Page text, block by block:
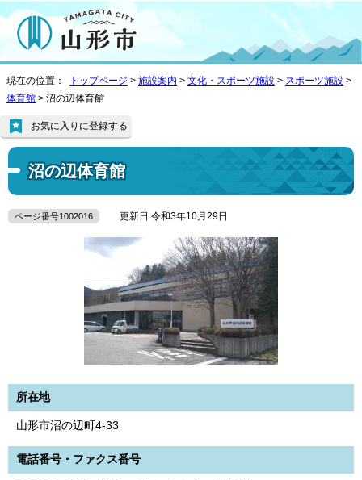
現在の位置： トップページ > 施設案内 > 文化・スポーツ施設 > スポーツ施設 >
体育館 > 沼の辺体育館
沼の辺体育館
お気に入りに登録する
ページ番号1002016 更新日 令和3年10月29日
所在地
山形市沼の辺町4-33
電話番号・ファクス番号